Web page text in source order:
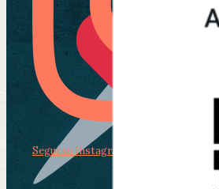
Segui su Instagram